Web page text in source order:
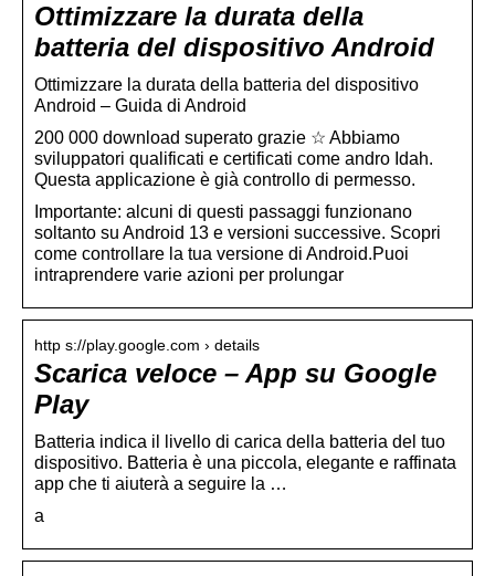
Ottimizzare la durata della
batteria del dispositivo Android
Ottimizzare la durata della batteria del dispositivo
Android – Guida di Android
200 000 download superato grazie ☆ Abbiamo
sviluppatori qualificati e certificati come andro Idah.
Questa applicazione è già controllo di permesso.
Importante: alcuni di questi passaggi funzionano
soltanto su Android 13 e versioni successive. Scopri
come controllare la tua versione di Android.Puoi
intraprendere varie azioni per prolungar
http s://play.google.com › details
Scarica veloce – App su Google
Play
Batteria indica il livello di carica della batteria del tuo
dispositivo. Batteria è una piccola, elegante e raffinata
app che ti aiuterà a seguire la …
a